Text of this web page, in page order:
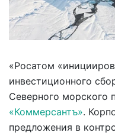
«Росатом
инвестиционного
Северного морского
«Коммерсантъ».
предложения в